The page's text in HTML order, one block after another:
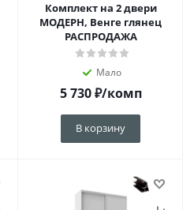
Комплект на 2 двери
МОДЕРН, Венге глянец
РАСПРОДАЖА
Мало
5 730₽/комп
В корзину